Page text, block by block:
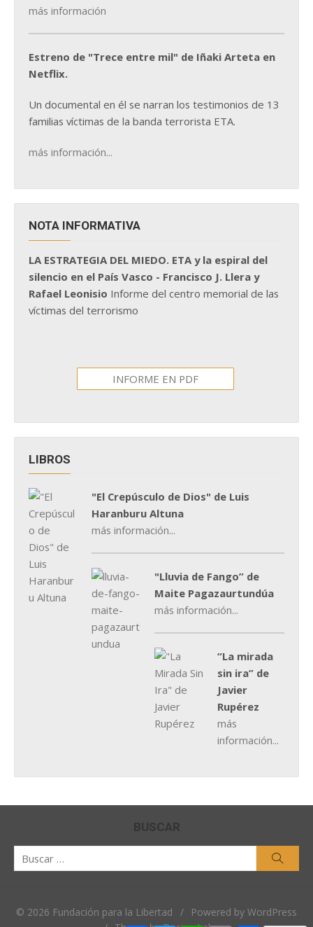
más información
Estreno de "Trece entre mil" de Iñaki Arteta en
Netflix.
Un documental en él se narran los testimonios de 13
familias víctimas de la banda terrorista ETA.
más información...
NOTA INFORMATIVA
LA ESTRATEGIA DEL MIEDO. ETA y la espiral del
silencio en el País Vasco - Francisco J. Llera y
Rafael Leonisio Informe del centro memorial de las
víctimas del terrorismo
INFORME EN PDF
LIBROS
"El Crepúsculo de Dios" de Luis
Haranburu Altuna
más información...
"Lluvia de Fango” de
Maite Pagazaurtundúa
más información...
“La mirada
sin ira” de
Javier
Rupérez
más
información...
BUSCAR
© 2026 Fundación para la Libertad /
Powered by WordPress